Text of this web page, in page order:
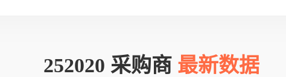
252020 采购商 最新数据